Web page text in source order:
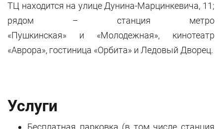
ТЦ находится на улице Дунина-Марцинкевича, 11;
рядом – станция метро
«Пушкинская» и «Молодежная», кинотеатр
«Аврора», гостиница «Орбита» и Ледовый Дворец.
Услуги
Бесплатная парковка (в том числе cтанция